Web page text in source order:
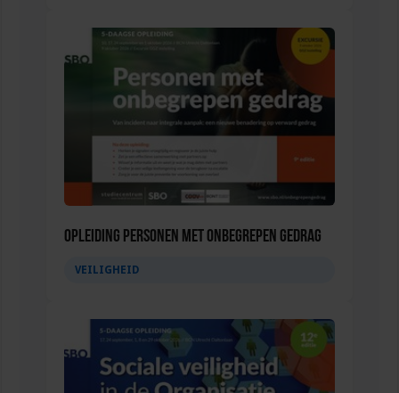
Opleiding Personen met onbegrepen gedrag
VEILIGHEID